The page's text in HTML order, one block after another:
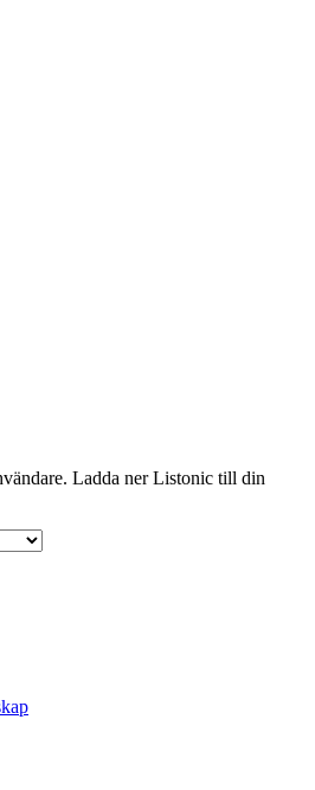
Ladda ner Listonic till din